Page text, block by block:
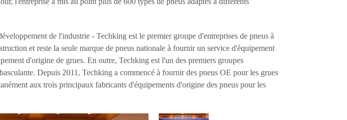
de l'industrie - Techking est le premier groupe d'entreprises de pneus à
et reste la seule marque de pneus nationale à fournir un service d'équipement
d'origine de grues. En outre, Techking est l'un des premiers groupes
Depuis 2011, Techking a commencé à fournir des pneus OE pour les grues
aux trois principaux fabricants d'équipements d'origine des pneus pour les